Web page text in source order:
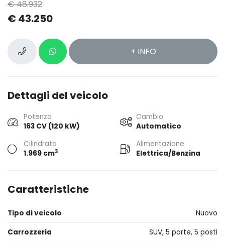
€ 48.932
€ 43.250
+ INFO
Dettagli del veicolo
Potenza
163 CV (120 kW)
Cambio
Automatico
Cilindrata
1.969 cm3
Alimentazione
Elettrica/Benzina
Caratteristiche
Tipo di veicolo
Nuovo
Carrozzeria
SUV, 5 porte, 5 posti